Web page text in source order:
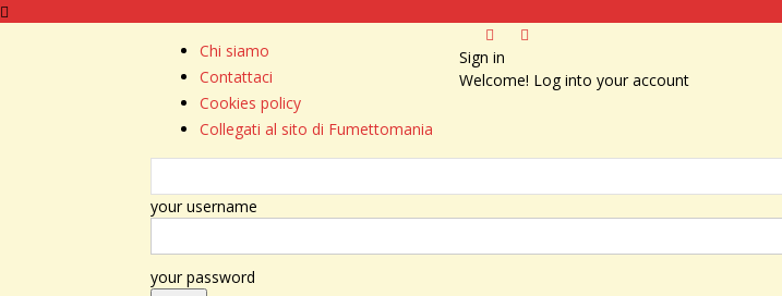
Chi siamo
Contattaci
Cookies policy
Collegati al sito di Fumettomania
Sign in
Welcome! Log into your account
your username
your password